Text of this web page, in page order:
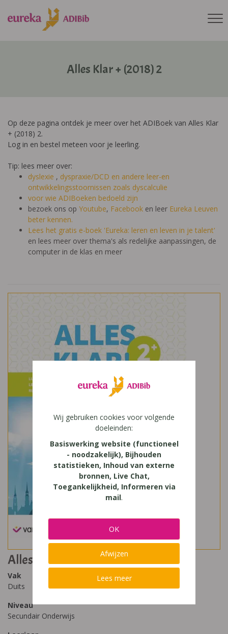
Alles Klar + (2018) 2
Op deze pagina ontdek je meer over het ADIBoek van Alles Klar
+ (2018) 2.
Log in en bestel meteen voor je leerling.
Tip: lees meer over:
dyslexie , dyspraxie/DCD en andere leer-en
ontwikkelingsstoornissen zoals dyscalculie
voor wie ADIBoeken bedoeld zijn
bezoek ons op Youtube, Facebook en leer Eureka Leuven
beter kennen.
Lees het gratis e-boek 'Eureka: leren en leven in je talent'
en lees meer over thema's als redelijke aanpassingen, de
computer in de klas en meer
Alles Klar + (2018) 2
Vak
Duits
Niveau
Secundair Onderwijs
Wij gebruiken cookies voor volgende
doeleinden:
Basiswerking website (functioneel
- noodzakelijk), Bijhouden
statistieken, Inhoud van externe
bronnen, Live Chat,
Toegankelijkheid, Informeren via
mail.
OK
Afwijzen
Lees meer